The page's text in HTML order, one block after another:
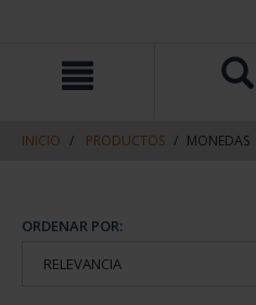
contenido
navegacin
INICIO PRODUCTOS MONEDAS
ORDENAR POR: